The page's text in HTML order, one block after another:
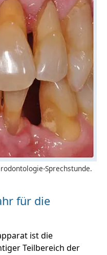
Sprechstunde.
für die
ist die
Teilbereich der